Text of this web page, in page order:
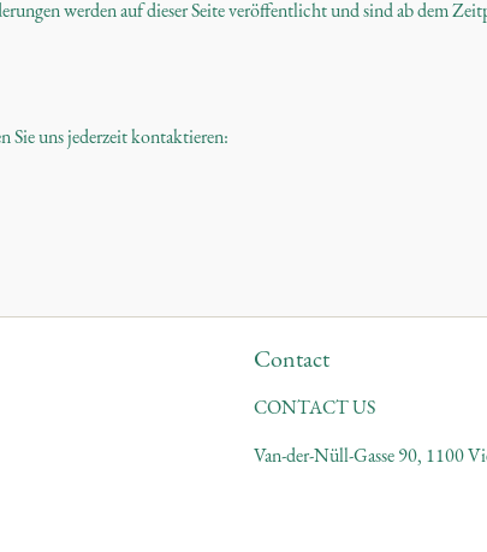
werden auf dieser Seite veröffentlicht und sind ab dem
Sie uns jederzeit kontaktieren:
Contact
CONTACT US
Van-der-Nüll-Gasse 90, 1100